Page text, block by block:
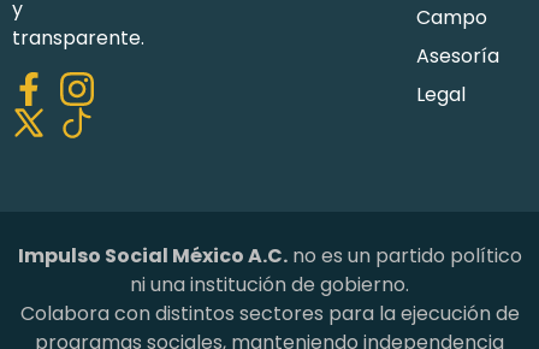
y
transparente.
Campo
Asesoría
Legal
Impulso Social México A.C.no es un partido político
ni una institución de gobierno.
Colabora con distintos sectores para la ejecución de
programas sociales, manteniendo independencia